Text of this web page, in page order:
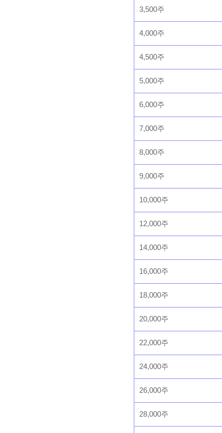
3,500주
4,000주
4,500주
5,000주
6,000주
7,000주
8,000주
9,000주
10,000주
12,000주
14,000주
16,000주
18,000주
20,000주
22,000주
24,000주
26,000주
28,000주